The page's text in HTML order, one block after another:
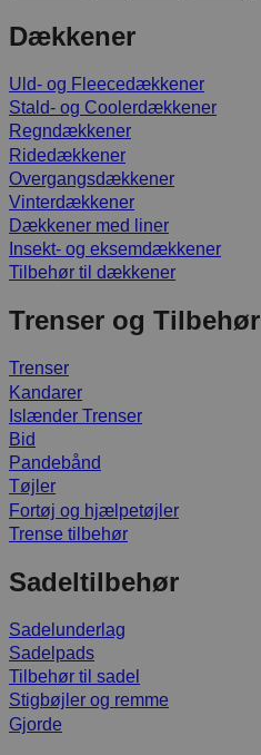
Dækkener
Uld- og Fleecedækkener
Stald- og Coolerdækkener
Regndækkener
Ridedækkener
Overgangsdækkener
Vinterdækkener
Dækkener med liner
Insekt- og eksemdækkener
Tilbehør til dækkener
Trenser og Tilbehør
Trenser
Kandarer
Islænder Trenser
Bid
Pandebånd
Tøjler
Fortøj og hjælpetøjler
Trense tilbehør
Sadeltilbehør
Sadelunderlag
Sadelpads
Tilbehør til sadel
Stigbøjler og remme
Gjorde